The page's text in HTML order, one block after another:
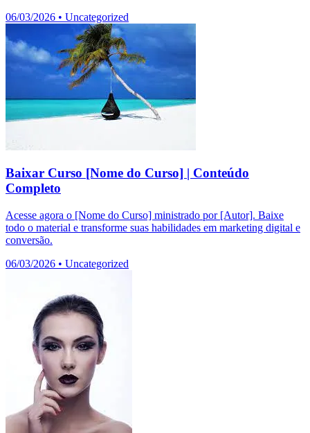
06/03/2026 • Uncategorized
Baixar Curso [Nome do Curso] | Conteúdo
Completo
Acesse agora o [Nome do Curso] ministrado por [Autor]. Baixe
todo o material e transforme suas habilidades em marketing digital e
conversão.
06/03/2026 • Uncategorized